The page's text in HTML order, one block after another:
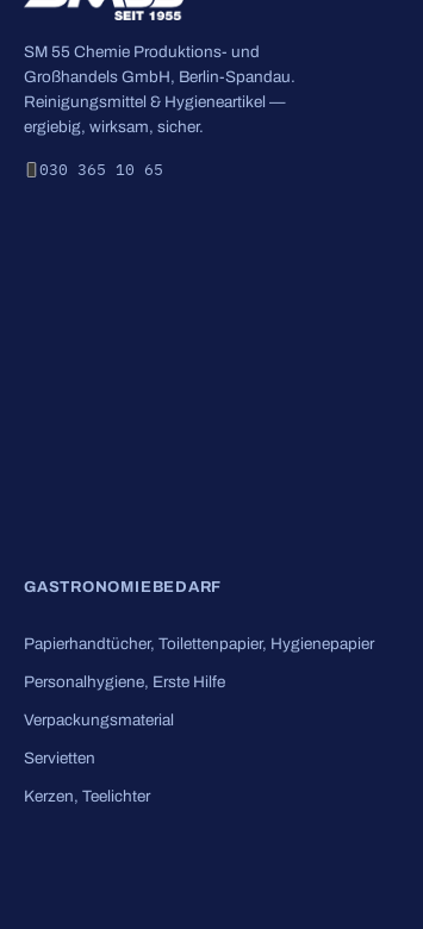
SM 55 Chemie Produktions- und
Großhandels GmbH, Berlin-Spandau.
Reinigungsmittel & Hygieneartikel —
ergiebig, wirksam, sicher.
030 365 10 65
GASTRONOMIEBEDARF
Papierhandtücher, Toilettenpapier, Hygienepapier
Personalhygiene, Erste Hilfe
Verpackungsmaterial
Servietten
Kerzen, Teelichter